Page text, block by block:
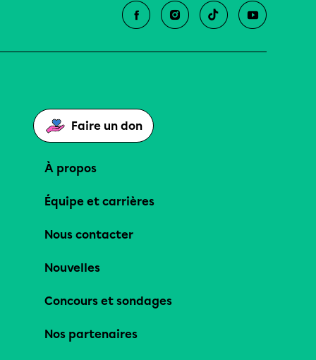
Faire un don
À propos
Équipe et carrières
Nous contacter
Nouvelles
Concours et sondages
Nos partenaires